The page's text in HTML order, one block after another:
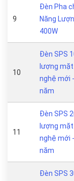
9
Đèn Pha
Năng
400W
10
Đèn SPS
lượng
nghệ mới
năm
11
Đèn SPS
lượng
nghệ mới
năm
Đèn SPS